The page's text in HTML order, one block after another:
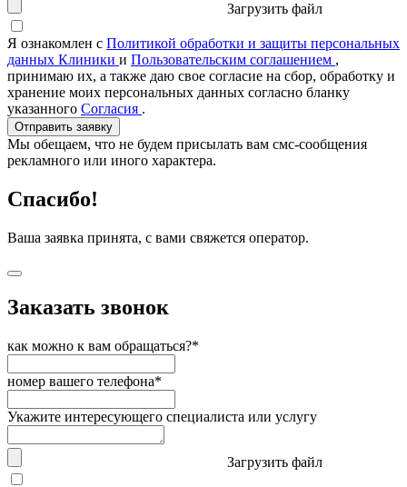
Загрузить файл
Я ознакомлен с Политикой обработки и защиты персональных
данных Клиники и Пользовательским соглашением ,
принимаю их, а также даю свое согласие на сбор, обработку и
хранение моих персональных данных согласно бланку
указанного Согласия .
Отправить заявку
Мы обещаем, что не будем присылать вам смс-сообщения
рекламного или иного характера.
Спасибо!
Ваша заявка принята, с вами свяжется оператор.
Заказать звонок
как можно к вам обращаться?*
номер вашего телефона*
Укажите интересующего специалиста или услугу
Загрузить файл